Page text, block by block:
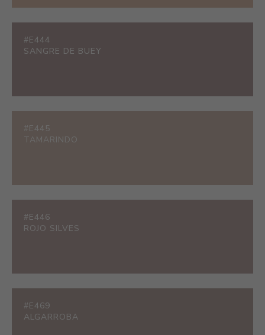
#E444
SANGRE DE BUEY
#E445
TAMARINDO
#E446
ROJO SILVES
#E469
ALGARROBA